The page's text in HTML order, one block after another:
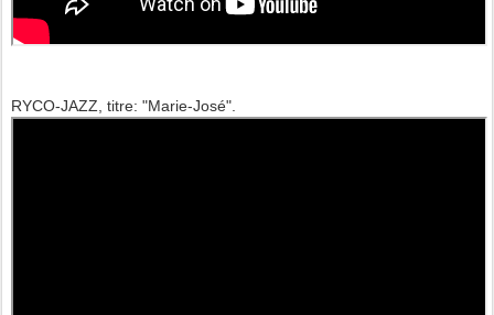
RYCO-JAZZ, titre: "Marie-José".